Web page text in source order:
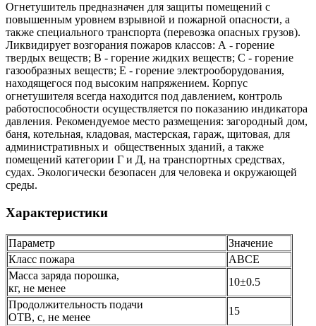
Огнетушитель предназначен для защиты помещений с
повышенным уровнем взрывной и пожарной опасности, а
также специального транспорта (перевозка опасных грузов).
Ликвидирует возгорания пожаров классов: А - горение
твердых веществ; В - горение жидких веществ; С - горение
газообразных веществ; Е - горение электрооборудования,
находящегося под высоким напряжением. Корпус
огнетушителя всегда находится под давлением, контроль
работоспособности осуществляется по показанию индикатора
давления. Рекомендуемое место размещения: загородный дом,
баня, котельная, кладовая, мастерская, гараж, щитовая, для
административных и общественных зданий, а также
помещений категории Г и Д, на транспортных средствах,
судах. Экологически безопасен для человека и окружающей
среды.
Характеристики
Параметр
Значение
Класс пожара
АВСЕ
Масса заряда порошка,
кг, не менее
10±0.5
Продолжительность подачи
ОТВ, с, не менее
15